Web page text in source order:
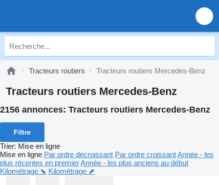
Tracteurs routiers Tracteurs routiers Mercedes-Benz
Tracteurs routiers Mercedes-Benz
2156 annonces: Tracteurs routiers Mercedes-Benz
Filtre
Trier: Mise en ligne
Mise en ligne Par ordre décroissant Par ordre croissantAnnée - les
plus récentes en premierAnnée - les plus anciens au début
Kilométrage ⬊ Kilométrage ⬈